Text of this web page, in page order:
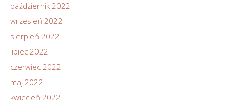
październik 2022
wrzesień 2022
sierpień 2022
lipiec 2022
czerwiec 2022
maj 2022
kwiecień 2022